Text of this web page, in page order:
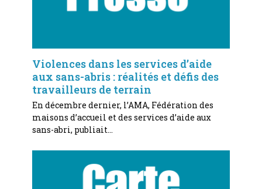
Violences dans les services d’aide
aux sans-abris : réalités et défis des
travailleurs de terrain
En décembre dernier, l’AMA, Fédération des
maisons d’accueil et des services d’aide aux
sans-abri, publiait…